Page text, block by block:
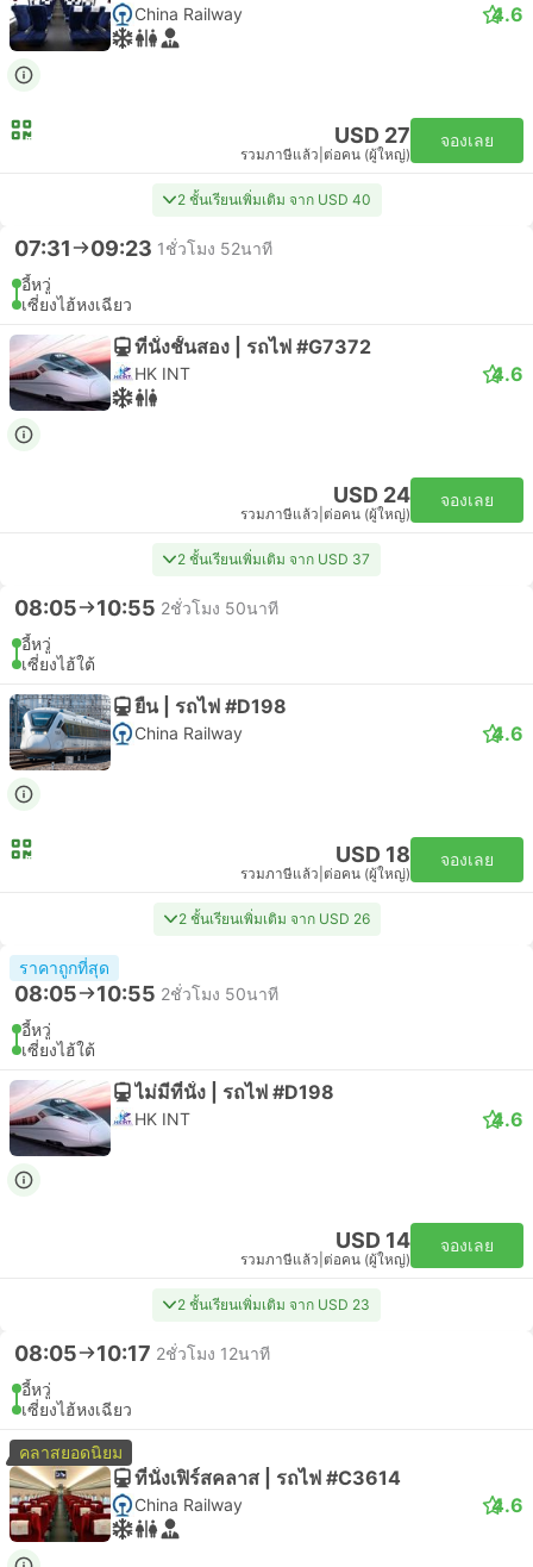
China Railway 4.6
USD 27
รวมภาษีแล้ว ต่อคน (ผู้ใหญ่)
จองเลย
2 ชั้นเรียนเพิ่มเติม จาก USD 40
07:31 09:23 1ชั่วโมง 52นาที
อี้หวู่
เซี่ยงไฮ้หงเฉียว
ที่นั่งชั้นสอง | รถไฟ #G7372
HK INT 4.6
USD 24
รวมภาษีแล้ว ต่อคน (ผู้ใหญ่)
จองเลย
2 ชั้นเรียนเพิ่มเติม จาก USD 37
08:05 10:55 2ชั่วโมง 50นาที
อี้หวู่
เซี่ยงไฮ้ใต้
ยืน | รถไฟ #D198
China Railway 4.6
USD 18
รวมภาษีแล้ว ต่อคน (ผู้ใหญ่)
จองเลย
2 ชั้นเรียนเพิ่มเติม จาก USD 26
ราคาถูกที่สุด
08:05 10:55 2ชั่วโมง 50นาที
อี้หวู่
เซี่ยงไฮ้ใต้
ไม่มีที่นั่ง | รถไฟ #D198
HK INT 4.6
USD 14
รวมภาษีแล้ว ต่อคน (ผู้ใหญ่)
จองเลย
2 ชั้นเรียนเพิ่มเติม จาก USD 23
08:05 10:17 2ชั่วโมง 12นาที
อี้หวู่
เซี่ยงไฮ้หงเฉียว
คลาสยอดนิยม
ที่นั่งเฟิร์สคลาส | รถไฟ #C3614
China Railway 4.6